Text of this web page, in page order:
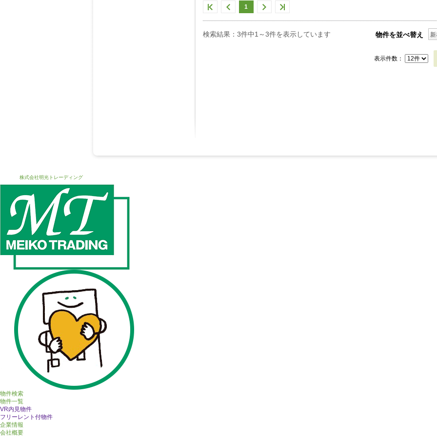
物件を並べ替え
1
表示件数：
検索結果：3件中1～3件を表示しています
株式会社明光トレーディング
物件検索
物件一覧
VR内見物件
フリーレント付物件
企業情報
会社概要